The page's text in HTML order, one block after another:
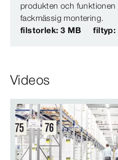
produkten och
fackmässig montering.
filstorlek: 3 MB
filtyp:
Videos